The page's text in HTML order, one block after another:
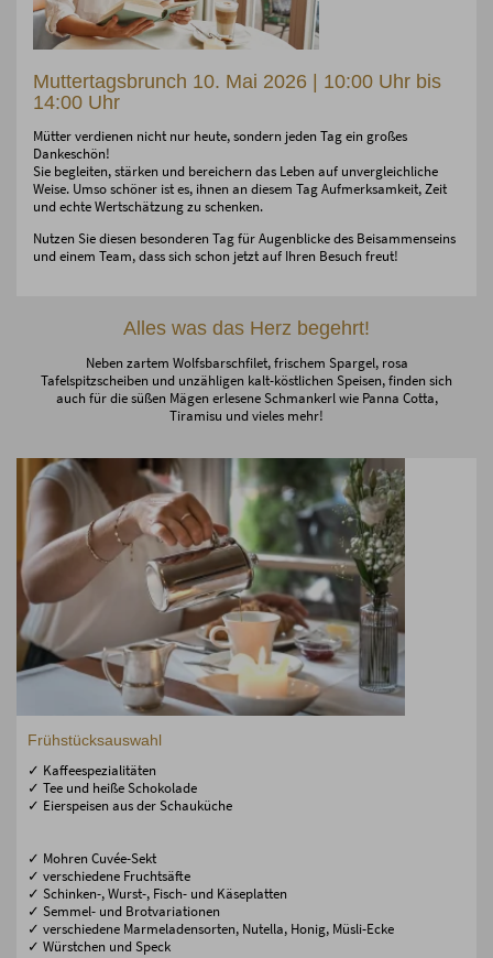
Muttertagsbrunch 10. Mai 2026 | 10:00 Uhr bis
14:00 Uhr
Mütter verdienen nicht nur heute, sondern jeden Tag ein großes
Dankeschön!
Sie begleiten, stärken und bereichern das Leben auf unvergleichliche
Weise. Umso schöner ist es, ihnen an diesem Tag Aufmerksamkeit, Zeit
und echte Wertschätzung zu schenken.
Nutzen Sie diesen besonderen Tag für Augenblicke des Beisammenseins
und einem Team, dass sich schon jetzt auf Ihren Besuch freut!
Alles was das Herz begehrt!
Neben zartem Wolfsbarschfilet, frischem Spargel, rosa
Tafelspitzscheiben und unzähligen kalt-köstlichen Speisen, finden sich
auch für die süßen Mägen erlesene Schmankerl wie Panna Cotta,
Tiramisu und vieles mehr!
Frühstücksauswahl
✓ Kaffeespezialitäten
✓ Tee und heiße Schokolade
✓ Eierspeisen aus der Schauküche
✓ Mohren Cuvée-Sekt
✓ verschiedene Fruchtsäfte
✓ Schinken-, Wurst-, Fisch- und Käseplatten
✓ Semmel- und Brotvariationen
✓ verschiedene Marmeladensorten, Nutella, Honig, Müsli-Ecke
✓ Würstchen und Speck